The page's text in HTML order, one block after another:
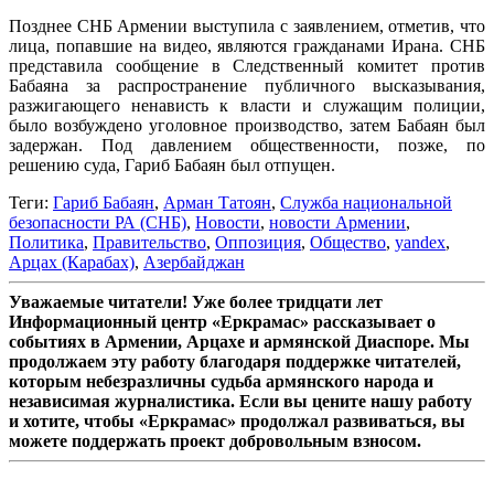
Позднее СНБ Армении выступила с заявлением, отметив, что
лица, попавшие на видео, являются гражданами Ирана. СНБ
представила сообщение в Следственный комитет против
Бабаяна за распространение публичного высказывания,
разжигающего ненависть к власти и служащим полиции,
было возбуждено уголовное производство, затем Бабаян был
задержан. Под давлением общественности, позже, по
решению суда, Гариб Бабаян был отпущен.
Теги: Гариб Бабаян, Арман Татоян, Служба национальной
безопасности РА (СНБ), Новости, новости Армении,
Политика, Правительство, Оппозиция, Общество, yandex,
Арцах (Карабах), Азербайджан
Уважаемые читатели! Уже более тридцати лет
Информационный центр «Еркрамас» рассказывает о
событиях в Армении, Арцахе и армянской Диаспоре. Мы
продолжаем эту работу благодаря поддержке читателей,
которым небезразличны судьба армянского народа и
независимая журналистика. Если вы цените нашу работу
и хотите, чтобы «Еркрамас» продолжал развиваться, вы
можете поддержать проект добровольным взносом.